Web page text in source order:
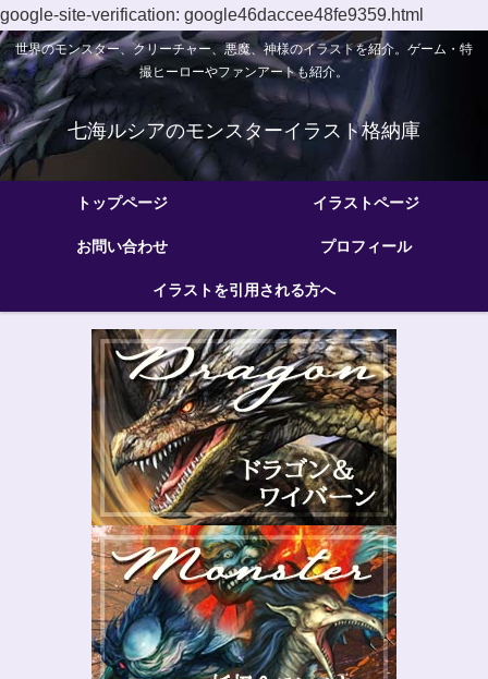
google-site-verification: google46daccee48fe9359.html
世界のモンスター、クリーチャー、悪魔、神様のイラストを紹介。ゲーム・特
撮ヒーローやファンアートも紹介。
七海ルシアのモンスターイラスト格納庫
トップページ イラストページ
お問い合わせ プロフィール
イラストを引用される方へ